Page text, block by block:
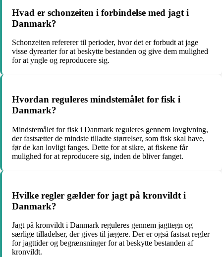
Hvad er schonzeiten i forbindelse med jagt i
Danmark?
Schonzeiten refererer til perioder, hvor det er forbudt at jage
visse dyrearter for at beskytte bestanden og give dem mulighed
for at yngle og reproducere sig.
Hvordan reguleres mindstemålet for fisk i
Danmark?
Mindstemålet for fisk i Danmark reguleres gennem lovgivning,
der fastsætter de mindste tilladte størrelser, som fisk skal have,
før de kan lovligt fanges. Dette for at sikre, at fiskene får
mulighed for at reproducere sig, inden de bliver fanget.
Hvilke regler gælder for jagt på kronvildt i
Danmark?
Jagt på kronvildt i Danmark reguleres gennem jagttegn og
særlige tilladelser, der gives til jægere. Der er også fastsat regler
for jagttider og begrænsninger for at beskytte bestanden af
kronvildt.